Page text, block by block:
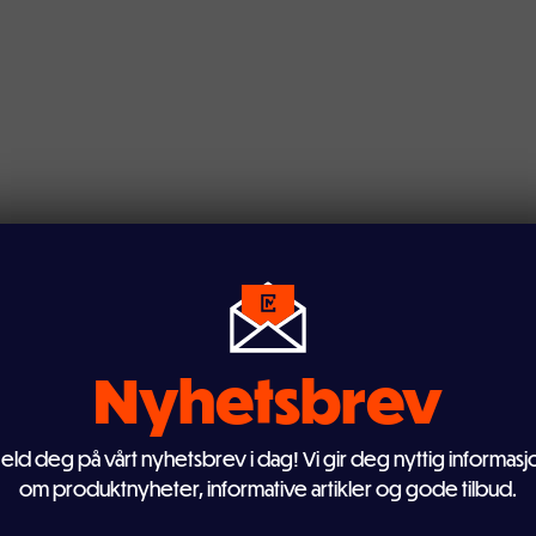
Nyhetsbrev
deg på vårt nyhetsbrev i dag! Vi gir deg nyttig
om produktnyheter, informative artikler og gode tilbud.